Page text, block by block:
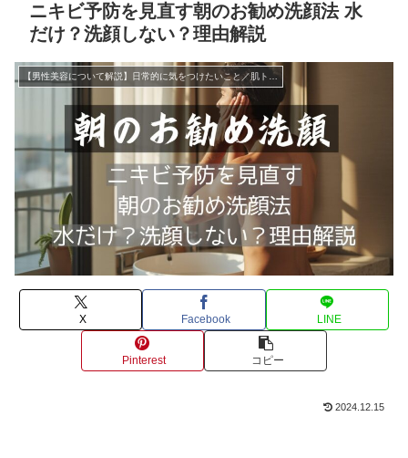
ニキビ予防を見直す朝のお勧め洗顔法 水
だけ？洗顔しない？理由解説
【男性美容について解説】日常的に気をつけたいこと／肌トラブルの解決法／育毛・増毛へのおすすめのアプローチ
X Facebook LINE
Pinterest コピー
2024.12.15